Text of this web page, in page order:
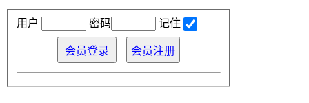
用户 密码 记住